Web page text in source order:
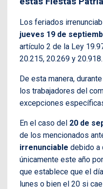
Los feriados
jueves 19 de
artículo 2 de la Ley
20.215, 20.269 y 20.918.
De esta manera,
los trabajadores del
excepciones
En el caso del 20 de
de los mencionados
irrenunciable debido a
únicamente este año
que establece que el
lunes o bien el 20 si